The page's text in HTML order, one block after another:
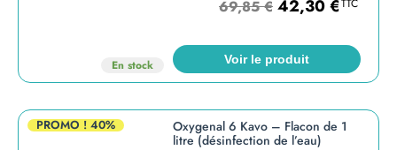
En stock
69,85€ 42,30€
Voir le produit
PROMO !40%
Oxygenal 6 Kavo – Flacon de 1
litre (désinfection de l’eau)